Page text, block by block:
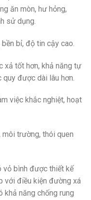
ăn mòn, hư hỏng,
sử dụng.
bỉ, độ tin cậy cao.
xả tốt hơn, khả năng tự
được dài lâu hơn.
việc khắc nghiệt, hoạt
trường, thói quen
vỏ bình được thiết kế
với điều kiện đường xá
khả năng chống rung